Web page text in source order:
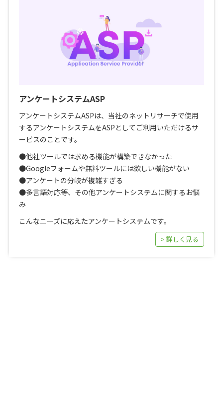
アンケートシステムASP
アンケートシステムASPは、当社のネットリサーチで使用
するアンケートシステムをASPとしてご利用いただけるサ
ービスのことです。
●他社ツールでは求める機能が構築できなかった
●Googleフォームや無料ツールには欲しい機能がない
●アンケートの分岐が複雑すぎる
●多言語対応等、その他アンケートシステムに関するお悩
み
こんなニーズに応えたアンケートシステムです。
> 詳しく見る